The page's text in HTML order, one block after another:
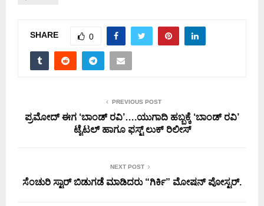
SHARE 0
PREVIOUS POST
ಪ್ರಮೋದ್ ಈಗ ‘ಬಾಂಡ್ ರವಿ’….ಯುಗಾದಿ ಹಬ್ಬಕ್ಕೆ ‘ಬಾಂಡ್ ರವಿ’
ಟೈಟಲ್ ಹಾಗೂ ಫಸ್ಟ್ ಲುಕ್ ರಿಲೀಸ್
NEXT POST
ಸೆಂಚುರಿ ಸ್ಟಾರ್ ಬಿಡುಗಡೆ ಮಾಡಿದರು “ಗಿರ್ಕಿ” ಮೋಷನ್ ಪೋಸ್ಟರ್.